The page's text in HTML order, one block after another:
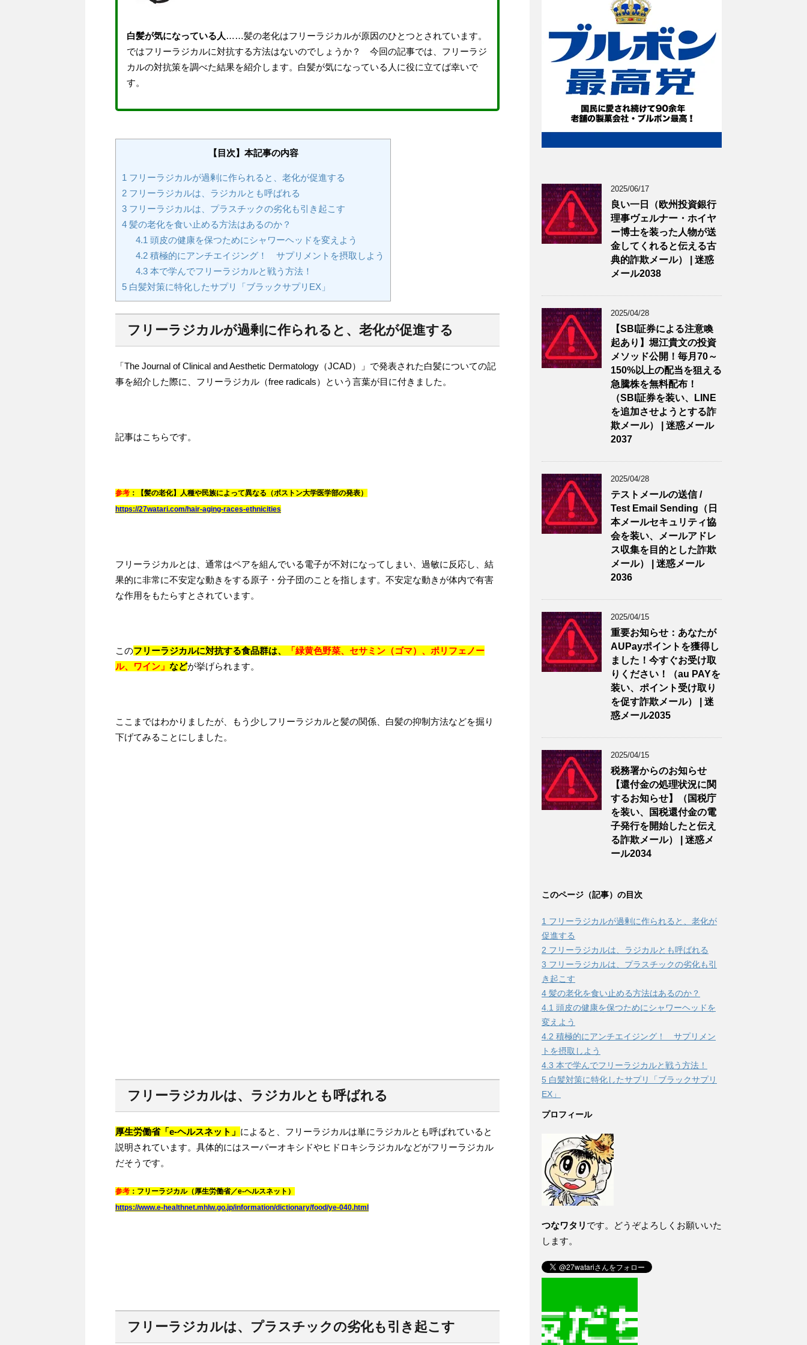
白髪が気になっている人 ……髪の老化はフリーラジカルが原因のひとつとされています。
ではフリーラジカルに対抗する方法はないのでしょうか？ 今回の記事では、フリーラジ
カルの対抗策を調べた結果を紹介します。白髪が気になっている人に役に立てば幸いで
す。
【目次】本記事の内容
1 フリーラジカルが過剰に作られると、老化が促進する
2 フリーラジカルは、ラジカルとも呼ばれる
3 フリーラジカルは、プラスチックの劣化も引き起こす
4 髪の老化を食い止める方法はあるのか？
4.1 頭皮の健康を保つためにシャワーヘッドを変えよう
4.2積極的にアンチエイジング！ サプリメントを摂取しよう
4.3本で学んでフリーラジカルと戦う方法！
5 白髪対策に特化したサプリ「ブラックサプリEX」
フリーラジカルが過剰に作られると、老化が促進する
「The Journal of Clinical and Aesthetic Dermatology（JCAD）」で発表された白髪についての記
事を紹介した際に、フリーラジカル（free radicals）という言葉が目に付きました。
記事はこちらです。
参考 ：【髪の老化】人種や民族によって異なる（ボストン大学医学部の発表）
https://27watari.com/hair-aging-races-ethnicities
フリーラジカルとは、通常はペアを組んでいる電子が不対になってしまい、過敏に反応し、結
果的に非常に不安定な動きをする原子・分子団のことを指します。不安定な動きが体内で有害
な作用をもたらすとされています。
このフリーラジカルに対抗する食品群は、
「緑黄色野菜、セサミン（ゴマ）、ポリフェノー
ル、ワイン」 などが挙げられます。
ここまではわかりましたが、もう少しフリーラジカルと髪の関係、白髪の抑制方法などを掘り
下げてみることにしました。
フリーラジカルは、ラジカルとも呼ばれる
厚生労働省「e-ヘルスネット」 によると、フリーラジカルは単にラジカルとも呼ばれていると
説明されています。具体的にはスーパーオキシドやヒドロキシラジカルなどがフリーラジカル
だそうです。
参考 ：フリーラジカル（厚生労働省／e-ヘルスネット）
https://www.e-healthnet.mhlw.go.jp/information/dictionary/food/ye-040.html
フリーラジカルは、プラスチックの劣化も引き起こす
2025/06/17
良い一日（欧州投資銀行
理事ヴェルナー・ホイヤ
ー博士を装った人物が送
金してくれると伝える古
典的詐欺メール） | 迷惑
メール2038
2025/04/28
【SBI証券による注意喚
起あり】堀江貴文の投資
メソッド公開！毎月70～
150%以上の配当を狙える
急騰株を無料配布！
（SBI証券を装い、LINE
を追加させようとする詐
欺メール） | 迷惑メール
2037
2025/04/28
テストメールの送信 /
Test Email Sending（日
本メールセキュリティ協
会を装い、メールアドレ
ス収集を目的とした詐欺
メール） | 迷惑メール
2036
2025/04/15
重要お知らせ：あなたが
AUPayポイントを獲得し
ました！今すぐお受け取
りください！（au PAYを
装い、ポイント受け取り
を促す詐欺メール） | 迷
惑メール2035
2025/04/15
税務署からのお知らせ
【還付金の処理状況に関
するお知らせ】（国税庁
を装い、国税還付金の電
子発行を開始したと伝え
る詐欺メール） | 迷惑メ
ール2034
このページ（記事）の目次
1 フリーラジカルが過剰に作られると、老化が
促進する
2 フリーラジカルは、ラジカルとも呼ばれる
3 フリーラジカルは、プラスチックの劣化も引
き起こす
4 髪の老化を食い止める方法はあるのか？
4.1 頭皮の健康を保つためにシャワーヘッドを
変えよう
4.2 積極的にアンチエイジング！ サプリメン
トを摂取しよう
4.3 本で学んでフリーラジカルと戦う方法！
5 白髪対策に特化したサプリ「ブラックサプリ
EX」
プロフィール
つなワタリ です。どうぞよろしくお願いいた
します。